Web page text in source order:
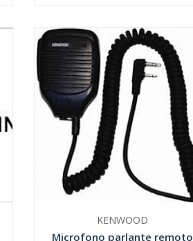
KENWOOD
Microfono parlante remoto